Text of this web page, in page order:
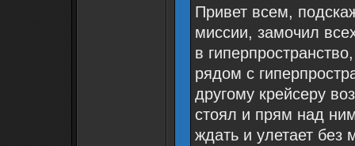
Привет всем,
миссии, замочил
в
рядом с
другому крейсеру
стоял и прям над
ждать и улетает без